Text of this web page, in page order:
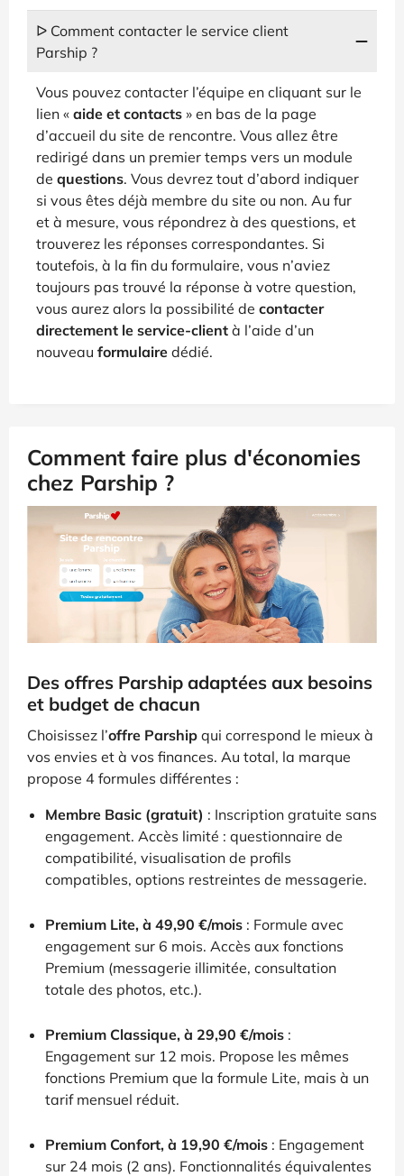
ᐅ Comment contacter le service client
Parship ?
Vous pouvez contacter l’équipe en cliquant sur le
lien « aide et contacts » en bas de la page
d’accueil du site de rencontre. Vous allez être
redirigé dans un premier temps vers un module
de questions. Vous devrez tout d’abord indiquer
si vous êtes déjà membre du site ou non. Au fur
et à mesure, vous répondrez à des questions, et
trouverez les réponses correspondantes. Si
toutefois, à la fin du formulaire, vous n’aviez
toujours pas trouvé la réponse à votre question,
vous aurez alors la possibilité de contacter
directement le service-client à l’aide d’un
nouveau formulaire dédié.
Comment faire plus d'économies
chez Parship ?
Des offres Parship adaptées aux besoins
et budget de chacun
Choisissez l’offre Parship qui correspond le mieux à
vos envies et à vos finances. Au total, la marque
propose 4 formules différentes :
Membre Basic (gratuit) : Inscription gratuite sans
engagement. Accès limité : questionnaire de
compatibilité, visualisation de profils
compatibles, options restreintes de messagerie.
Premium Lite, à 49,90 €/mois : Formule avec
engagement sur 6 mois. Accès aux fonctions
Premium (messagerie illimitée, consultation
totale des photos, etc.).
Premium Classique, à 29,90 €/mois :
Engagement sur 12 mois. Propose les mêmes
fonctions Premium que la formule Lite, mais à un
tarif mensuel réduit.
Premium Confort, à 19,90 €/mois : Engagement
sur 24 mois (2 ans). Fonctionnalités équivalentes